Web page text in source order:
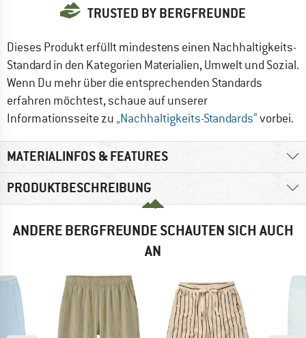
TRUSTED BY BERGFREUNDE
Dieses Produkt erfüllt mindestens einen Nachhaltigkeits-
Standard in den Kategorien Materialien, Umwelt und Sozial.
Wenn Du mehr über die entsprechenden Standards
erfahren möchtest, schaue auf unserer
Informationsseite zu„Nachhaltigkeits-Standards“vorbei.
MATERIALINFOS & FEATURES
PRODUKTBESCHREIBUNG
ANDERE BERGFREUNDE SCHAUTEN SICH AUCH
AN